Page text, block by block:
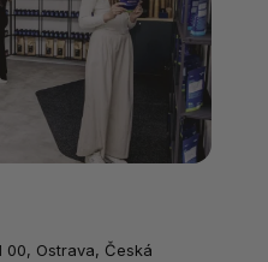
00, Ostrava, Česká